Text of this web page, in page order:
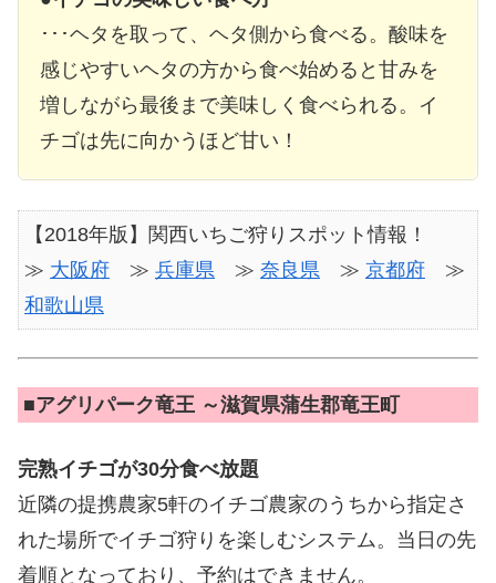
･･･ヘタを取って、ヘタ側から食べる。酸味を
感じやすいヘタの方から食べ始めると甘みを
増しながら最後まで美味しく食べられる。イ
チゴは先に向かうほど甘い！
【2018年版】関西いちご狩りスポット情報！
≫ 大阪府 ≫ 兵庫県 ≫ 奈良県 ≫ 京都府 ≫
和歌山県
■アグリパーク竜王 ～滋賀県蒲生郡竜王町
完熟イチゴが30分食べ放題
近隣の提携農家5軒のイチゴ農家のうちから指定さ
れた場所でイチゴ狩りを楽しむシステム。当日の先
着順となっており、予約はできません。